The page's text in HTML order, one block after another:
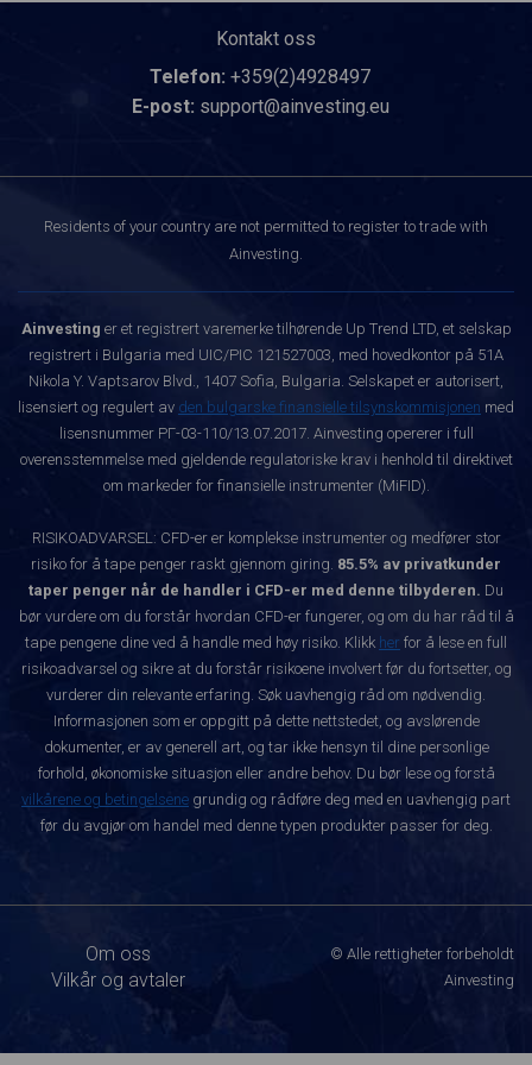
Kontakt oss
Telefon: +359(2)4928497
E-post: support@ainvesting.eu
Residents of your country are not permitted to register to trade with
Ainvesting.
Ainvesting er et registrert varemerke tilhørende Up Trend LTD, et selskap
registrert i Bulgaria med UIC/PIC 121527003, med hovedkontor på 51A
Nikola Y. Vaptsarov Blvd., 1407 Sofia, Bulgaria. Selskapet er autorisert,
lisensiert og regulert av den bulgarske finansielle tilsynskommisjonen med
lisensnummer РГ-03-110/13.07.2017. Ainvesting opererer i full
overensstemmelse med gjeldende regulatoriske krav i henhold til direktivet
om markeder for finansielle instrumenter (MiFID).
RISIKOADVARSEL: CFD-er er komplekse instrumenter og medfører stor
risiko for å tape penger raskt gjennom giring. 85.5% av privatkunder
taper penger når de handler i CFD-er med denne tilbyderen. Du
bør vurdere om du forstår hvordan CFD-er fungerer, og om du har råd til å
tape pengene dine ved å handle med høy risiko. Klikk her for å lese en full
risikoadvarsel og sikre at du forstår risikoene involvert før du fortsetter, og
vurderer din relevante erfaring. Søk uavhengig råd om nødvendig.
Informasjonen som er oppgitt på dette nettstedet, og avslørende
dokumenter, er av generell art, og tar ikke hensyn til dine personlige
forhold, økonomiske situasjon eller andre behov. Du bør lese og forstå
vilkårene og betingelsene grundig og rådføre deg med en uavhengig part
før du avgjør om handel med denne typen produkter passer for deg.
Om oss
Vilkår og avtaler
© Alle rettigheter forbeholdt
Ainvesting